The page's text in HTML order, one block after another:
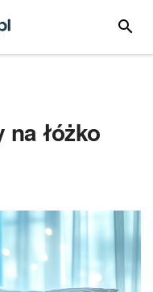
łóżko